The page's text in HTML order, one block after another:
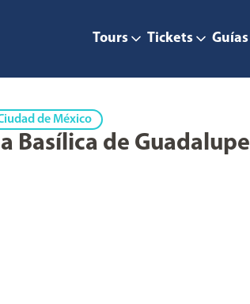
Tours Tickets Guías
de México
Basílica de Guadalupe